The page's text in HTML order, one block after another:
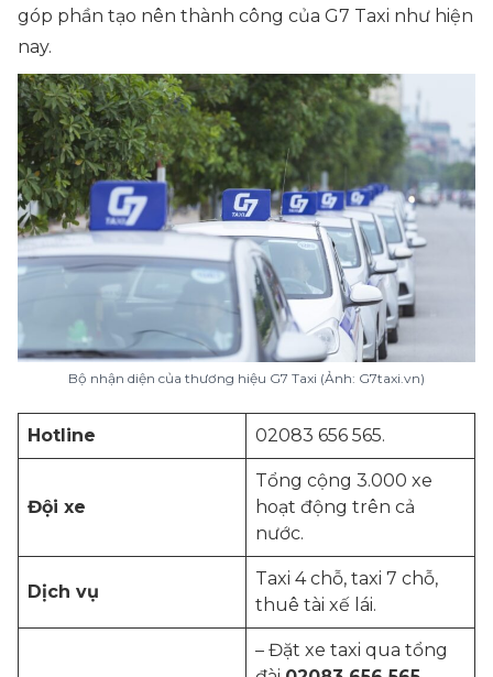
góp phần tạo nên thành công của G7 Taxi như hiện
nay.
Bộ nhận diện của thương hiệu G7 Taxi (Ảnh: G7taxi.vn)
Hotline 02083 656 565.
Đội xe
Tổng cộng 3.000 xe
hoạt động trên cả
nước.
Dịch vụ
Taxi 4 chỗ, taxi 7 chỗ,
thuê tài xế lái.
– Đặt xe taxi qua tổng